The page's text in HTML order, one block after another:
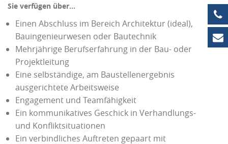
Sie verfügen über…
Einen Abschluss im Bereich Architektur (ideal),
Bauingenieurwesen oder Bautechnik
Mehrjährige Berufserfahrung in der Bau- oder
Projektleitung
Eine selbständige, am Baustellenergebnis
ausgerichtete Arbeitsweise
Engagement und Teamfähigkeit
Ein kommunikatives Geschick in Verhandlungs-
und Konfliktsituationen
Ein verbindliches Auftreten gepaart mit